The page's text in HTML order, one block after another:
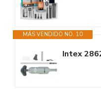
MÁS VENDIDO NO. 10